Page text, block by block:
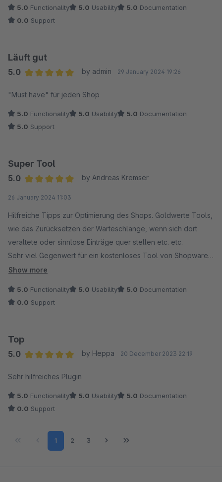
5.0 Functionality 5.0 Usability 5.0 Documentation
0.0 Support
Läuft gut
5.0
by admin 29 January 2024 19:26
"Must have" für jeden Shop
5.0 Functionality 5.0 Usability 5.0 Documentation
5.0 Support
Super Tool
5.0
by Andreas Kremser
26 January 2024 11:03
Hilfreiche Tipps zur Optimierung des Shops. Goldwerte Tools,
wie das Zurücksetzen der Warteschlange, wenn sich dort
veraltete oder sinnlose Einträge quer stellen etc. etc.
Sehr viel Gegenwert für ein kostenloses Tool von Shopware-
Enthusiasten.
Show more
5.0 Functionality 5.0 Usability 5.0 Documentation
0.0 Support
Top
5.0
by Heppa 20 December 2023 22:19
Sehr hilfreiches Plugin
5.0 Functionality 5.0 Usability 5.0 Documentation
0.0 Support
Page
1 Page
2 Page
3